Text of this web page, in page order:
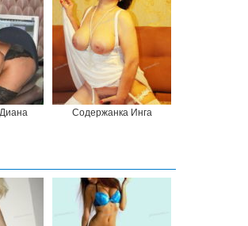
Содержанка Инга